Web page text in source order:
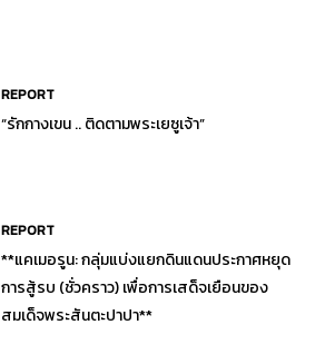
REPORT
“รักกางเขน .. ติดตามพระเยซูเจ้า”
REPORT
**แคเมอรูน: กลุ่มแบ่งแยกดินแดนประกาศหยุด
การสู้รบ (ชั่วคราว) เพื่อการเสด็จเยือนของ
สมเด็จพระสันตะปาปา**